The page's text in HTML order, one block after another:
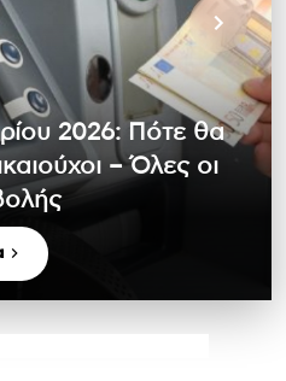
2026: Πότε θα
– Όλες οι